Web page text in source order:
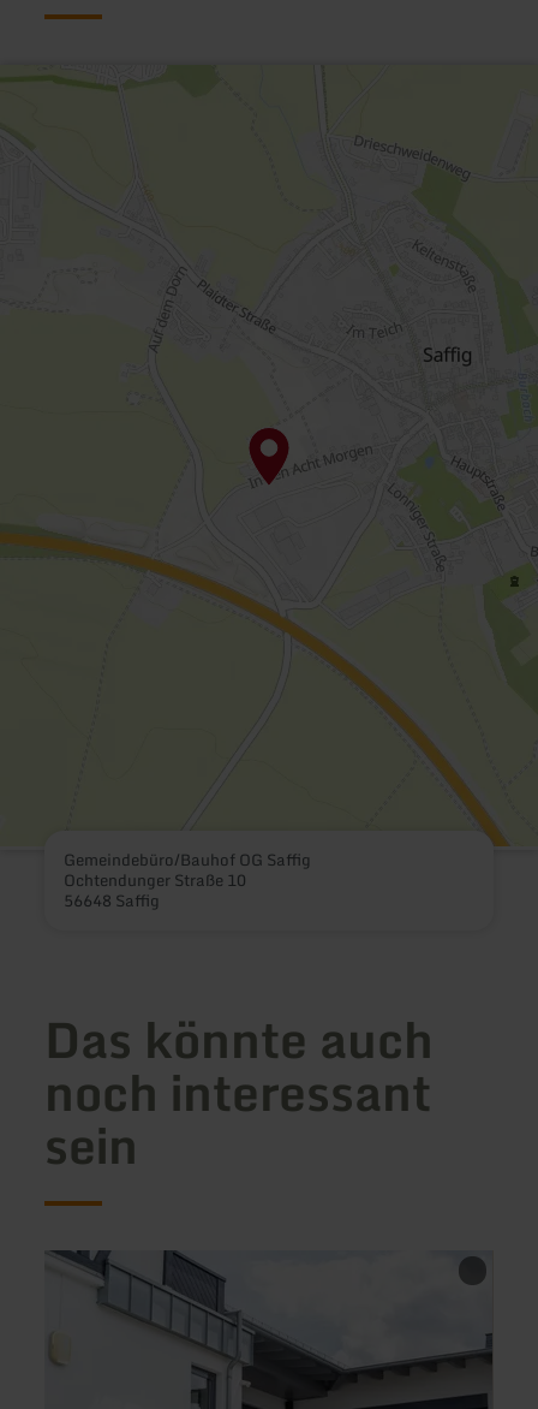
Gemeindebüro/Bauhof OG Saffig
Ochtendunger Straße 10
56648 Saffig
Das könnte auch
noch interessant
sein
mehr
erfahren
Restaurant
-
Café